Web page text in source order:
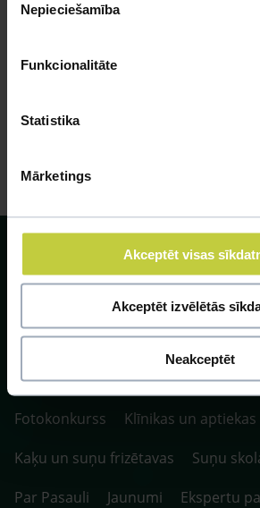
izvēle
Nepieciešamība
Funkcionalitāte
Statistika
Mārketings
Akceptēt visas
Akceptēt izvēlētās
Neakceptēt
Veterinārārsts
SIA ZOO Centrs, LV40003622166,
Vienības gatve 109, Rīga, Latvija, LV-1058.
P. 10:00-20:00 / S.SV. 10:00-16:00
Fotokonkurss
Klīnikas un aptiekas
Kaķu un suņu frizētavas
Suņu
Par Pasauli
Jaunumi
Ekspertu